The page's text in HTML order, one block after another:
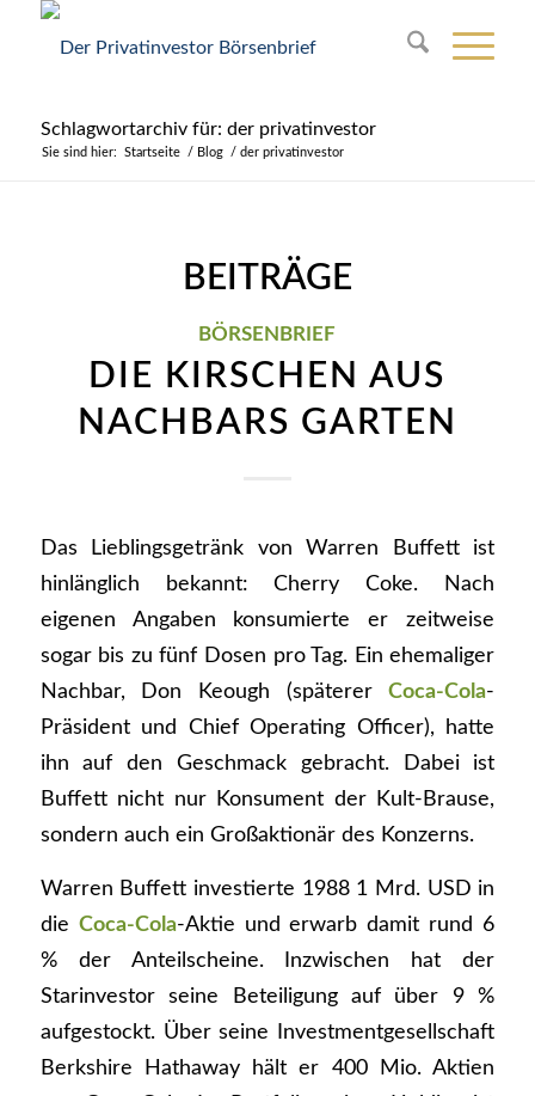
Schlagwortarchiv für: der privatinvestor
Sie sind hier: Startseite / Blog / der privatinvestor
BEITRÄGE
BÖRSENBRIEF
DIE KIRSCHEN AUS
NACHBARS GARTEN
Das Lieblingsgetränk von Warren Buffett ist
hinlänglich bekannt: Cherry Coke. Nach
eigenen Angaben konsumierte er zeitweise
sogar bis zu fünf Dosen pro Tag. Ein ehemaliger
Nachbar, Don Keough (spätererCoca-Cola-
Präsident und Chief Operating Officer), hatte
ihn auf den Geschmack gebracht. Dabei ist
Buffett nicht nur Konsument der Kult-Brause,
sondern auch ein Großaktionär des Konzerns.
Warren Buffett investierte 1988 1 Mrd. USD in
die Coca-Cola-Aktie und erwarb damit rund 6
% der Anteilscheine. Inzwischen hat der
Starinvestor seine Beteiligung auf über 9 %
aufgestockt. Über seine Investmentgesellschaft
Berkshire Hathaway hält er 400 Mio. Aktien